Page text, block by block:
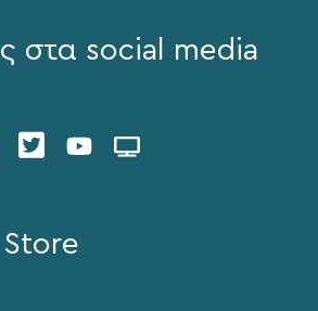
στα social media
Store